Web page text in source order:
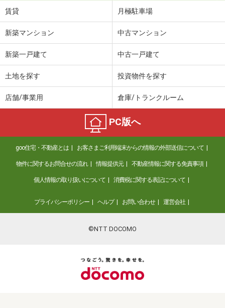
賃貸 月極駐車場
新築マンション 中古マンション
新築一戸建て 中古一戸建て
土地を探す 投資物件を探す
店舗/事業用 倉庫/トランクルーム
PC版へ
goo住宅・不動産とは お客さまご利用端末からの情報の外部送信について
物件に関するお問合せの流れ 情報提供元 不動産情報に関する免責事項
個人情報の取り扱いについて 消費税に関する表記について
プライバシーポリシー ヘルプ お問い合わせ 運営会社
©NTT DOCOMO